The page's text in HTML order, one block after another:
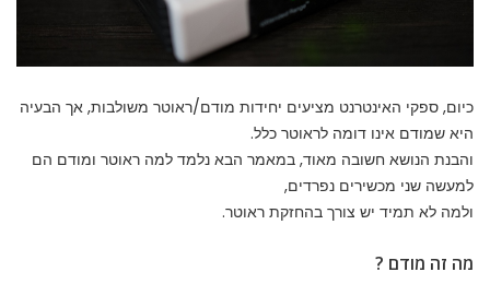
כיום, ספקי האינטרנט מציעים יחידות מודם/ראוטר משולבות, אך הבעיה
היא שמודם אינו דומה לראוטר כלל.
והבנת הנושא חשובה מאוד, במאמר הבא נלמד למה ראוטר ומודם הם
למעשה שני מכשירים נפרדים,
ולמה לא תמיד יש צורך בהחזקת ראוטר.
מה זה מודם ?